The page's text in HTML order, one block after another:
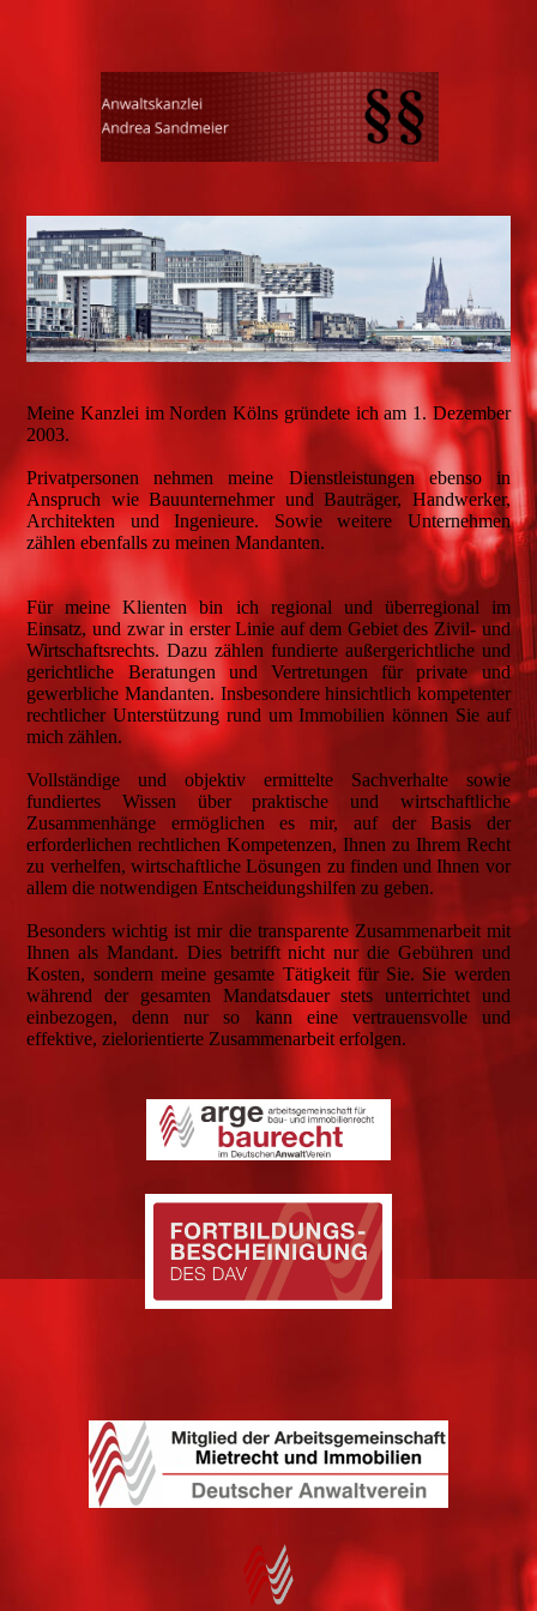
Meine Kanzlei im Norden Kölns gründete ich am 1. Dezember
2003.
Privatpersonen nehmen meine Dienstleistungen ebenso in
Anspruch wie Bauunternehmer und Bauträger, Handwerker,
Architekten und Ingenieure. Sowie weitere Unternehmen
zählen ebenfalls zu meinen Mandanten.
Für meine Klienten bin ich regional und überregional im
Einsatz, und zwar in erster Linie auf dem Gebiet des Zivil- und
Wirtschaftsrechts. Dazu zählen fundierte außergerichtliche und
gerichtliche Beratungen und Vertretungen für private und
gewerbliche Mandanten. Insbesondere hinsichtlich kompetenter
rechtlicher Unterstützung rund um Immobilien können Sie auf
mich zählen.
Vollständige und objektiv ermittelte Sachverhalte sowie
fundiertes Wissen über praktische und wirtschaftliche
Zusammenhänge ermöglichen es mir, auf der Basis der
erforderlichen rechtlichen Kompetenzen, Ihnen zu Ihrem Recht
zu verhelfen, wirtschaftliche Lösungen zu finden und Ihnen vor
allem die notwendigen Entscheidungshilfen zu geben.
Besonders wichtig ist mir die transparente Zusammenarbeit mit
Ihnen als Mandant. Dies betrifft nicht nur die Gebühren und
Kosten, sondern meine gesamte Tätigkeit für Sie. Sie werden
während der gesamten Mandatsdauer stets unterrichtet und
einbezogen, denn nur so kann eine vertrauensvolle und
effektive, zielorientierte Zusammenarbeit erfolgen.